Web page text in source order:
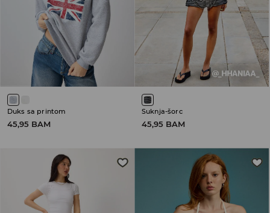
Duks sa printom
45,95 BAM
Suknja-šorc
45,95 BAM